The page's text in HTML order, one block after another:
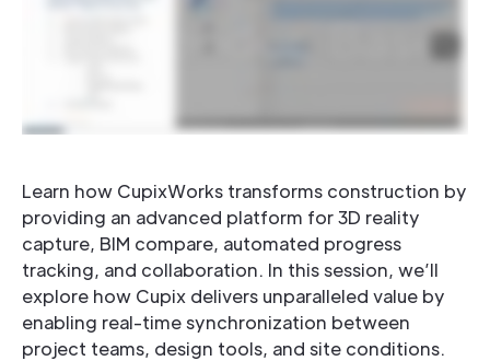
Learn how CupixWorks transforms construction by
providing an advanced platform for 3D reality
capture, BIM compare, automated progress
tracking, and collaboration. In this session, we’ll
explore how Cupix delivers unparalleled value by
enabling real-time synchronization between
project teams, design tools, and site conditions.